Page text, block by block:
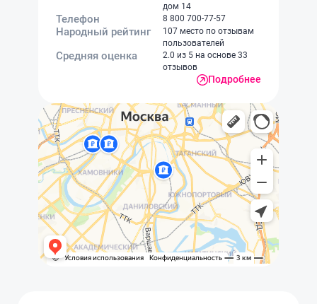
дом 14
Телефон 8 800 700-77-57
Народный рейтинг
107 место по отзывам
пользователей
Средняя оценка
2.0 из 5 на основе 33
отзывов
Подробнее